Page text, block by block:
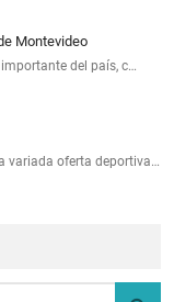
Montevideo
del país, c…
variada oferta deportiva…